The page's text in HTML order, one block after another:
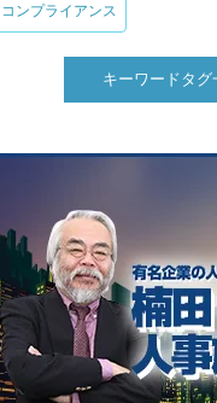
コンプライアンス
キーワードタグ